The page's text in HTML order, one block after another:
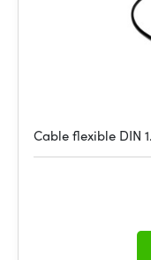
Cable flexible DIN